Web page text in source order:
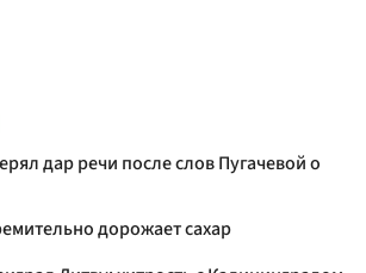
дар речи после слов Пугачевой о
дорожает сахар